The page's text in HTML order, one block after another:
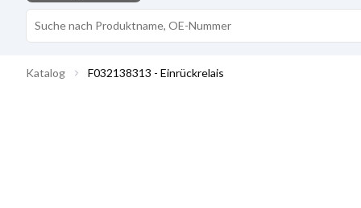
Katalog F032138313 - Einrückrelais